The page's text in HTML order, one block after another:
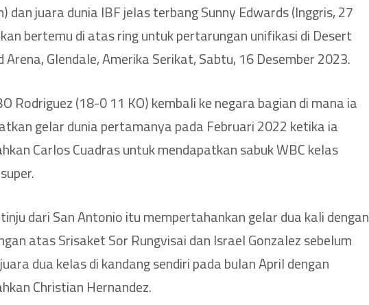
dan juara dunia IBF jelas terbang Sunny Edwards (Inggris, 27
bertemu di atas ring untuk pertarungan unifikasi di Desert
Arena, Glendale, Amerika Serikat, Sabtu, 16 Desember 2023.
Rodriguez (18-0 11 KO) kembali ke negara bagian di mana ia
gelar dunia pertamanya pada Februari 2022 ketika ia
Carlos Cuadras untuk mendapatkan sabuk WBC kelas
dari San Antonio itu mempertahankan gelar dua kali dengan
atas Srisaket Sor Rungvisai dan Israel Gonzalez sebelum
dua kelas di kandang sendiri pada bulan April dengan
Christian Hernandez.